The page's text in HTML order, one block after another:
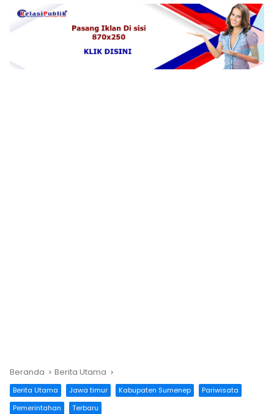
Beranda Berita Utama
Berita Utama Jawa timur Kabupaten Sumenep
Pariwisata
Pemerintahan
Terbaru